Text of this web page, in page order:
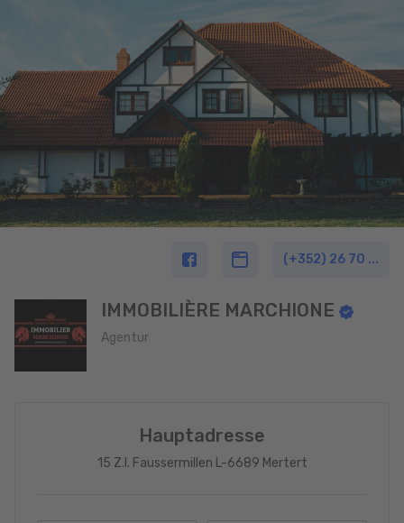
(+352) 26 70 ...
IMMOBILIÈRE MARCHIONE
Agentur
Hauptadresse
15 Z.I. Faussermillen L-6689 Mertert